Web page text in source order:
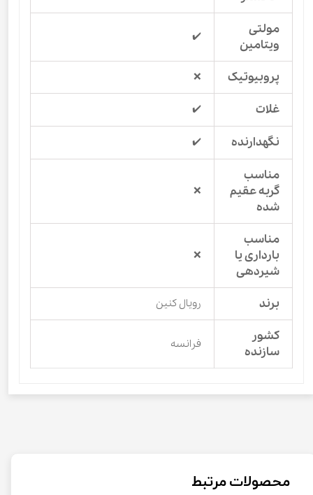
مولتی
ویتامین
✔️
پروبیوتیک ❌
غلات ✔️
نگهدارنده ✔️
مناسب
گربه عقیم
شده
❌
مناسب
بارداری یا
شیردهی
❌
برند رویال کنین
کشور
سازنده
فرانسه
محصولات مرتبط